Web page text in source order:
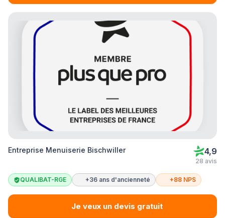
Entreprise Menuiserie Bischwiller 4,9
28 avis
QUALIBAT-RGE +36 ans d'ancienneté +88 NPS
Je veux un devis gratuit